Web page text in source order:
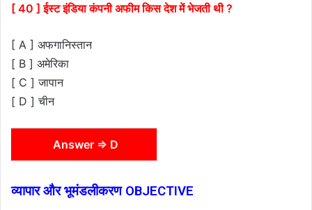
[ 40 ] ईस्ट इंडिया कंपनी अफीम किस देश में भेजती थी ?
[ A ] अफगानिस्तान
[ B ] अमेरिका
[ C ] जापान
[ D ] चीन
Answer ⇒ D
व्यापार और भूमंडलीकरण OBJECTIVE